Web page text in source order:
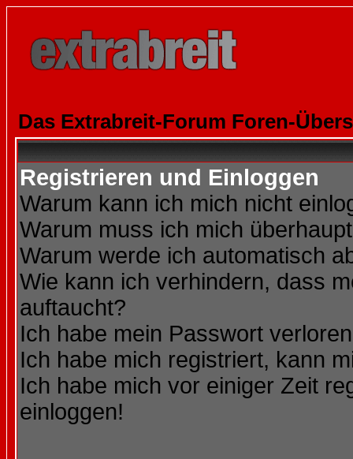
Das Extrabreit-Forum Foren-
Registrieren und Einloggen
Warum kann ich mich nicht
Warum muss ich mich
Warum werde ich automatisch
Wie kann ich verhindern, dass
auftaucht?
Ich habe mein Passwort
Ich habe mich registriert, kann
Ich habe mich vor einiger Zeit
einloggen!